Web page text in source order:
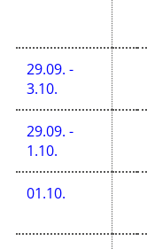
29.09. -
3.10.
29.09. -
1.10.
01.10.